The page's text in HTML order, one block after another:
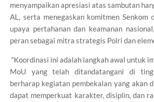
menyampaikan apresiasi atas sambutan
AL, serta menegaskan komitmen Senkom
upaya pertahanan dan keamanan
peran sebagai mitra strategis Polri dan
“Koordinasi ini adalah langkah awal untuk
MoU yang telah ditandatangani di
berharap kegiatan pembekalan yang akan
dapat memperkuat karakter, disiplin, dan